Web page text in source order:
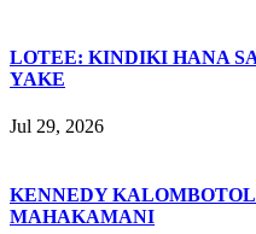
LOTEE: KINDIKI HANA
YAKE
Jul 29, 2026
KENNEDY
MAHAKAMANI